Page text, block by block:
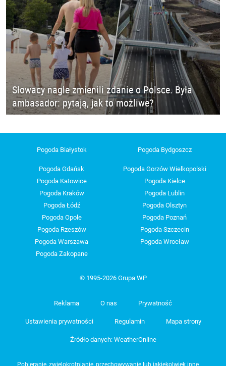
Słowacy nagle zmienili zdanie o Polsce. Była
ambasador: pytają, jak to możliwe?
Pogoda Białystok Pogoda Bydgoszcz
Pogoda Gdańsk
Pogoda Gorzów Wielkopolski
Pogoda Katowice
Pogoda Kielce
Pogoda Kraków
Pogoda Lublin
Pogoda Łódź
Pogoda Olsztyn
Pogoda Opole
Pogoda Poznań
Pogoda Rzeszów
Pogoda Szczecin
Pogoda Warszawa
Pogoda Wrocław
Pogoda Zakopane
© 1995-2026 Grupa WP
Reklama O nas Prywatność
Ustawienia prywatności Regulamin Mapa strony
Źródło danych: WeatherOnline
Pobieranie, zwielokrotnianie, przechowywanie lub jakiekolwiek inne